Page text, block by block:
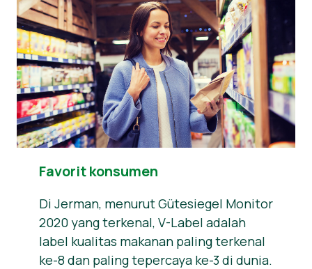
Favorit konsumen
Di Jerman, menurut Gütesiegel Monitor
2020 yang terkenal, V-Label adalah
label kualitas makanan paling terkenal
ke-8 dan paling tepercaya ke-3 di dunia.